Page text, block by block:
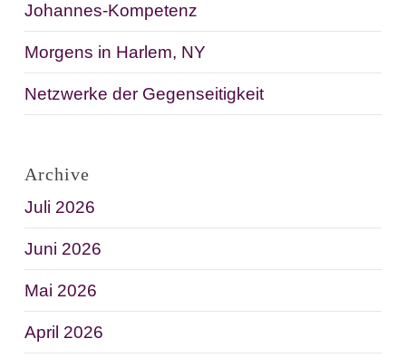
Johannes-Kompetenz
Morgens in Harlem, NY
Netzwerke der Gegenseitigkeit
Archive
Juli 2026
Juni 2026
Mai 2026
April 2026